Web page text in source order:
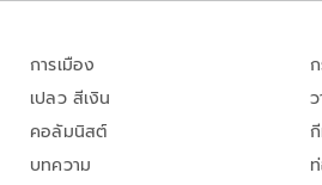
การเมือง
เปลว สีเงิน
คอลัมนิสต์
บทความ